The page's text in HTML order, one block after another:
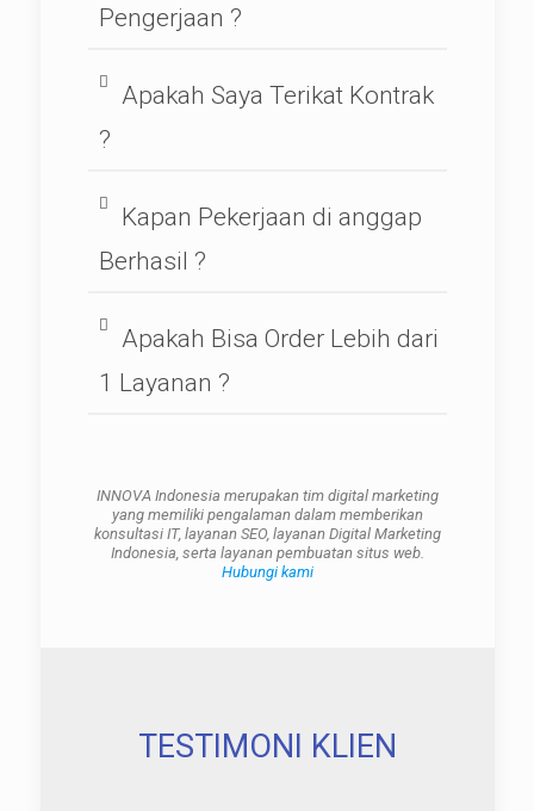
Pengerjaan ?
Apakah Saya Terikat Kontrak
?
Kapan Pekerjaan di anggap
Berhasil ?
Apakah Bisa Order Lebih dari
1 Layanan ?
INNOVA Indonesia merupakan tim digital marketing
yang memiliki pengalaman dalam memberikan
konsultasi IT, layanan SEO, layanan Digital Marketing
Indonesia, serta layanan pembuatan situs web.
Hubungi kami
TESTIMONI KLIEN